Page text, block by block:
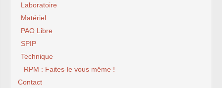
Laboratoire
Matériel
PAO Libre
SPIP
Technique
RPM : Faites-le vous même !
Contact